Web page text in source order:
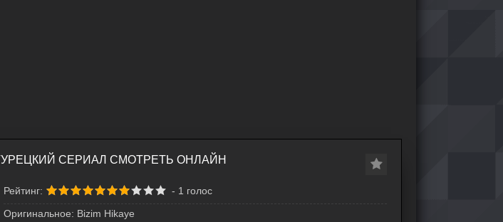
СЕРИАЛ СМОТРЕТЬ ОНЛАЙН
Рейтинг: - 1 голос
Оригинальное: Bizim Hikaye